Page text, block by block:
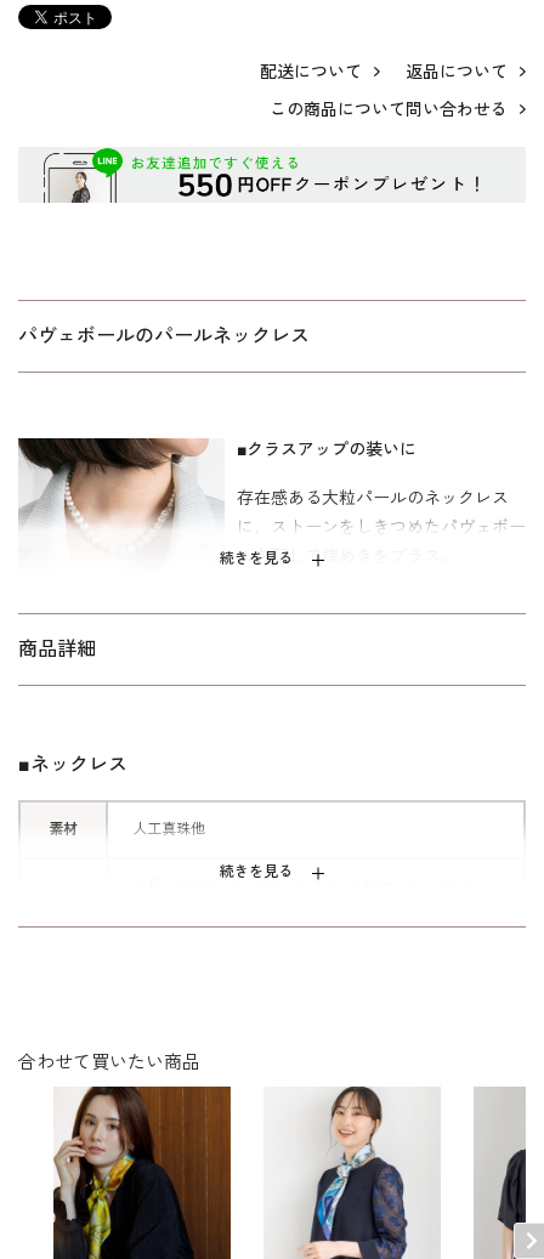
配送について
返品について
この商品について問い合わせる
パヴェボールのパールネックレス
続きを見る
■クラスアップの装いに
存在感ある大粒パールのネックレス
に、ストーンをしきつめたパヴェボー
ルを配して煌めきをプラス。
用意いたしました。
いただくのがおすすめです。
商品詳細
続きを見る
■ネックレス
素材 人工真珠他
合わせて買いたい商品